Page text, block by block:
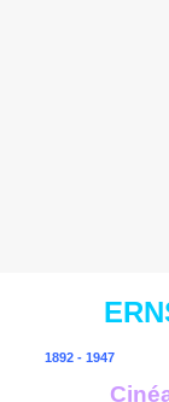
1892 - 1947